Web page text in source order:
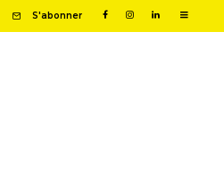
S'abonner